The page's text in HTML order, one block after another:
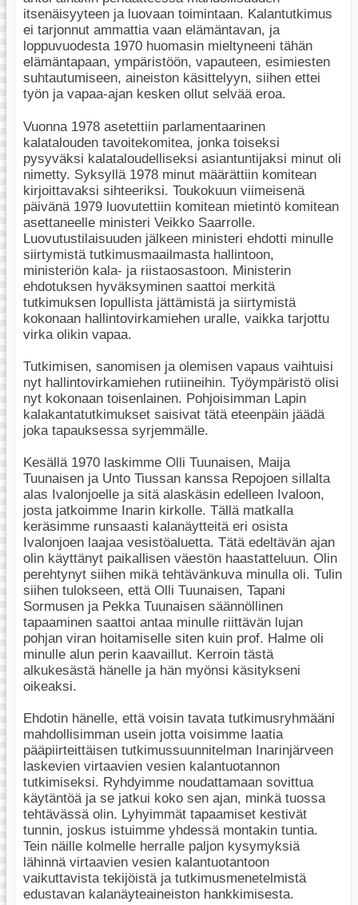
itsenäisyyteen ja luovaan toimintaan. Kalantutkimus
ei tarjonnut ammattia vaan elämäntavan, ja
loppuvuodesta 1970 huomasin mieltyneeni tähän
elämäntapaan, ympäristöön, vapauteen, esimiesten
suhtautumiseen, aineiston käsittelyyn, siihen ettei
työn ja vapaa-ajan kesken ollut selvää eroa.
Vuonna 1978 asetettiin parlamentaarinen
kalatalouden tavoitekomitea, jonka toiseksi
pysyväksi kalataloudelliseksi asiantuntijaksi minut oli
nimetty. Syksyllä 1978 minut määrättiin komitean
kirjoittavaksi sihteeriksi. Toukokuun viimeisenä
päivänä 1979 luovutettiin komitean mietintö komitean
asettaneelle ministeri Veikko Saarrolle.
Luovutustilaisuuden jälkeen ministeri ehdotti minulle
siirtymistä tutkimusmaailmasta hallintoon,
ministeriön kala- ja riistaosastoon. Ministerin
ehdotuksen hyväksyminen saattoi merkitä
tutkimuksen lopullista jättämistä ja siirtymistä
kokonaan hallintovirkamiehen uralle, vaikka tarjottu
virka olikin vapaa.
Tutkimisen, sanomisen ja olemisen vapaus vaihtuisi
nyt hallintovirkamiehen rutiineihin. Työympäristö olisi
nyt kokonaan toisenlainen. Pohjoisimman Lapin
kalakantatutkimukset saisivat tätä eteenpäin jäädä
joka tapauksessa syrjemmälle.
Kesällä 1970 laskimme Olli Tuunaisen, Maija
Tuunaisen ja Unto Tiussan kanssa Repojoen sillalta
alas Ivalonjoelle ja sitä alaskäsin edelleen Ivaloon,
josta jatkoimme Inarin kirkolle. Tällä matkalla
keräsimme runsaasti kalanäytteitä eri osista
Ivalonjoen laajaa vesistöaluetta. Tätä edeltävän ajan
olin käyttänyt paikallisen väestön haastatteluun. Olin
perehtynyt siihen mikä tehtävänkuva minulla oli. Tulin
siihen tulokseen, että Olli Tuunaisen, Tapani
Sormusen ja Pekka Tuunaisen säännöllinen
tapaaminen saattoi antaa minulle riittävän lujan
pohjan viran hoitamiselle siten kuin prof. Halme oli
minulle alun perin kaavaillut. Kerroin tästä
alkukesästä hänelle ja hän myönsi käsitykseni
oikeaksi.
Ehdotin hänelle, että voisin tavata tutkimusryhmääni
mahdollisimman usein jotta voisimme laatia
pääpiirteittäisen tutkimussuunnitelman Inarinjärveen
laskevien virtaavien vesien kalantuotannon
tutkimiseksi. Ryhdyimme noudattamaan sovittua
käytäntöä ja se jatkui koko sen ajan, minkä tuossa
tehtävässä olin. Lyhyimmät tapaamiset kestivät
tunnin, joskus istuimme yhdessä montakin tuntia.
Tein näille kolmelle herralle paljon kysymyksiä
lähinnä virtaavien vesien kalantuotantoon
vaikuttavista tekijöistä ja tutkimusmenetelmistä
edustavan kalanäyteaineiston hankkimisesta.